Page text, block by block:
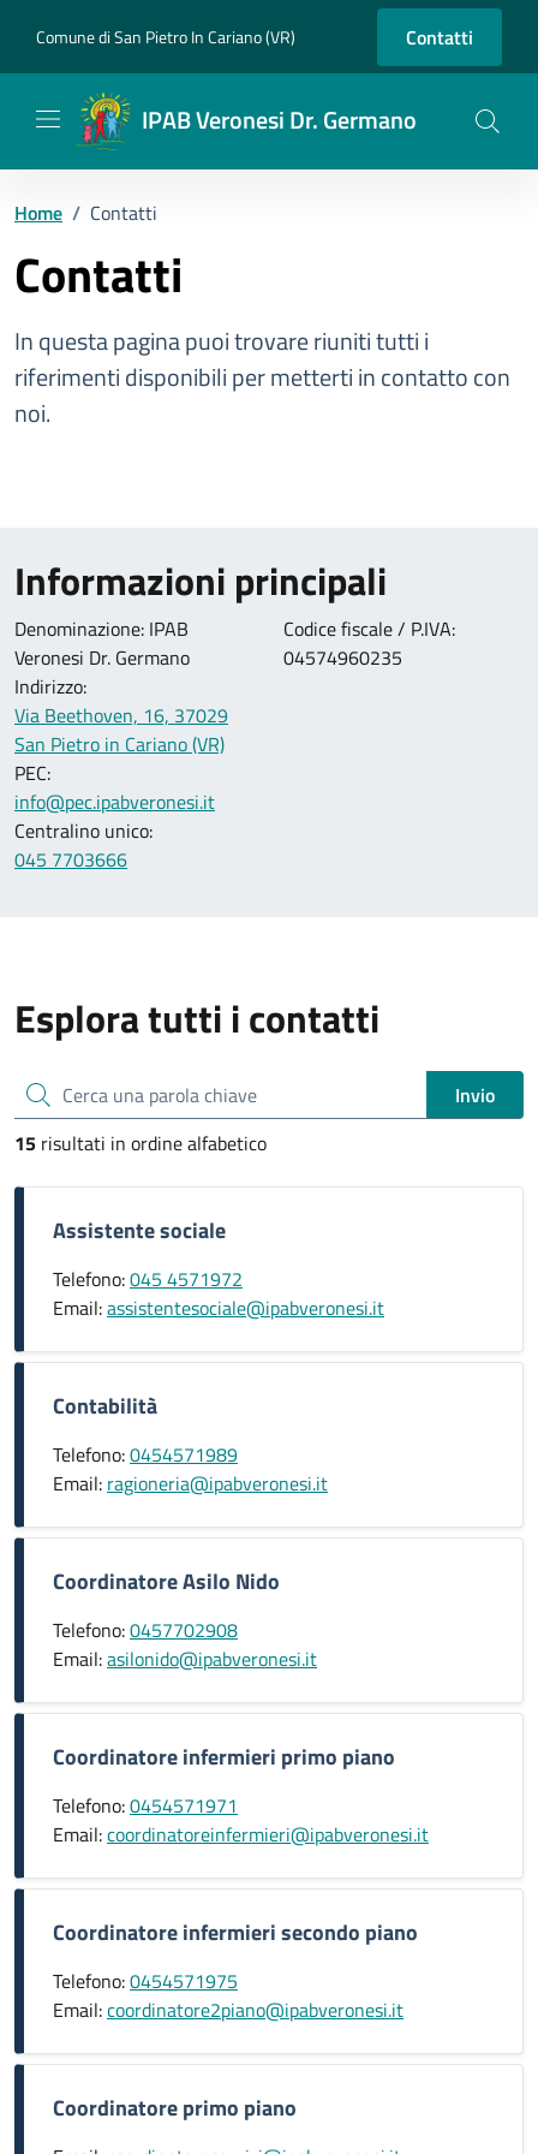
Comune di San Pietro In Cariano (VR) Contatti
IPAB Veronesi Dr. Germano
Home / Contatti
Contatti
In questa pagina puoi trovare riuniti tutti i
riferimenti disponibili per metterti in contatto con
noi.
Informazioni principali
Denominazione: IPAB
Veronesi Dr. Germano
Indirizzo:
Via Beethoven, 16, 37029
San Pietro in Cariano (VR)
PEC:
info@pec.ipabveronesi.it
Centralino unico:
045 7703666
Codice fiscale / P.IVA:
04574960235
Esplora tutti i contatti
Cerca una parola chiave
Invio
15 risultati in ordine alfabetico
Assistente sociale
Telefono:045 4571972
Email:assistentesociale@ipabveronesi.it
Contabilità
Telefono:0454571989
Email: ragioneria@ipabveronesi.it
Coordinatore Asilo Nido
Telefono:0457702908
Email:asilonido@ipabveronesi.it
Coordinatore infermieri primo piano
Telefono:0454571971
Email:coordinatoreinfermieri@ipabveronesi.it
Coordinatore infermieri secondo piano
Telefono:0454571975
Email:coordinatore2piano@ipabveronesi.it
Coordinatore primo piano